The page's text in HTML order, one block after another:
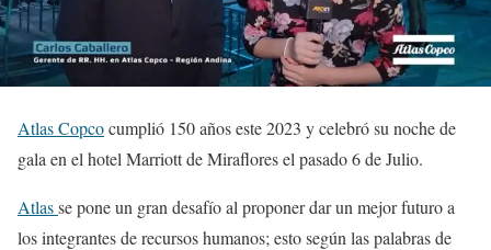
Atlas Copcocumplió 150 años este 2023 y celebró su noche de
gala en el hotel Marriott de Miraflores el pasado 6 de Julio.
Atlasse pone un gran desafío al proponer dar un mejor futuro a
los integrantes de recursos humanos; esto según las palabras de